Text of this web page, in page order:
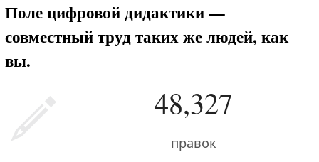
Поле цифровой дидактики —
совместный труд таких же людей, как
вы.
48,327
правок